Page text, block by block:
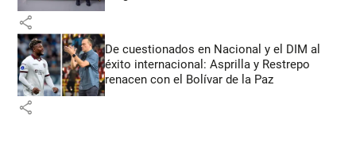
share
De cuestionados en Nacional y el DIM al
éxito internacional: Asprilla y Restrepo
renacen con el Bolívar de la Paz
share